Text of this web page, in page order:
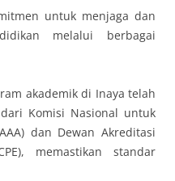
untuk menjaga dan
melalui berbagai
akademik di Inaya telah
Komisi Nasional untuk
dan Dewan Akreditasi
memastikan standar